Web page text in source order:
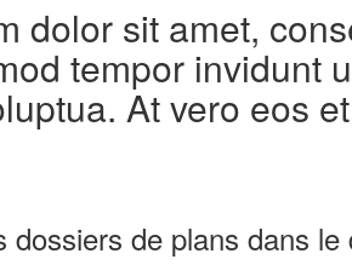
dolor sit amet,
tempor invidunt
At vero eos
dossiers de plans dans